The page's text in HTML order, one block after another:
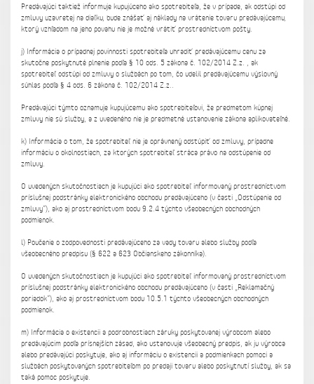
Predávajúci taktiež informuje kupujúceho ako spotrebiteľa, že v prípade, ak odstúpi od
zmluvy uzavretej na diaľku, bude znášať aj náklady na vrátenie tovaru predávajúcemu,
ktorý vzhľadom na jeho povahu nie je možné vrátiť prostredníctvom pošty.
j) Informácia o prípadnej povinnosti spotrebiteľa uhradiť predávajúcemu cenu za
skutočne poskytnuté plnenie podľa § 10 ods. 5 zákona č. 102/2014 Z.z. , ak
spotrebiteľ odstúpi od zmluvy o službách po tom, čo udelil predávajúcemu výslovný
súhlas podľa § 4 ods. 6 zákona č. 102/2014 Z.z..
Predávajúci týmto oznamuje kupujúcemu ako spotrebiteľovi, že predmetom kúpnej
zmluvy nie sú služby, a z uvedeného nie je predmetné ustanovenie zákona aplikovateľné.
k) Informácia o tom, že spotrebiteľ nie je oprávnený odstúpiť od zmluvy, prípadne
informáciu o okolnostiach, za ktorých spotrebiteľ stráca právo na odstúpenie od
zmluvy.
O uvedených skutočnostiach je kupujúci ako spotrebiteľ informovaný prostredníctvom
príslušnej podstránky elektronického obchodu predávajúceho (v časti „Odstúpenie od
zmluvy“), ako aj prostredníctvom bodu 9.2.4 týchto všeobecných obchodných
podmienok.
l) Poučenie o zodpovednosti predávajúceho za vady tovaru alebo služby podľa
všeobecného predpisu (§ 622 a 623 Občianskeho zákonníka).
O uvedených skutočnostiach je kupujúci ako spotrebiteľ informovaný prostredníctvom
príslušnej podstránky elektronického obchodu predávajúceho (v časti „Reklamačný
poriadok“), ako aj prostredníctvom bodu 10.5.1 týchto všeobecných obchodných
podmienok.
m) Informácia o existencii a podrobnostiach záruky poskytovanej výrobcom alebo
predávajúcim podľa prísnejších zásad, ako ustanovuje všeobecný predpis, ak ju výrobca
alebo predávajúci poskytuje, ako aj informáciu o existencii a podmienkach pomoci a
službách poskytovaných spotrebiteľom po predaji tovaru alebo poskytnutí služby, ak sa
taká pomoc poskytuje.